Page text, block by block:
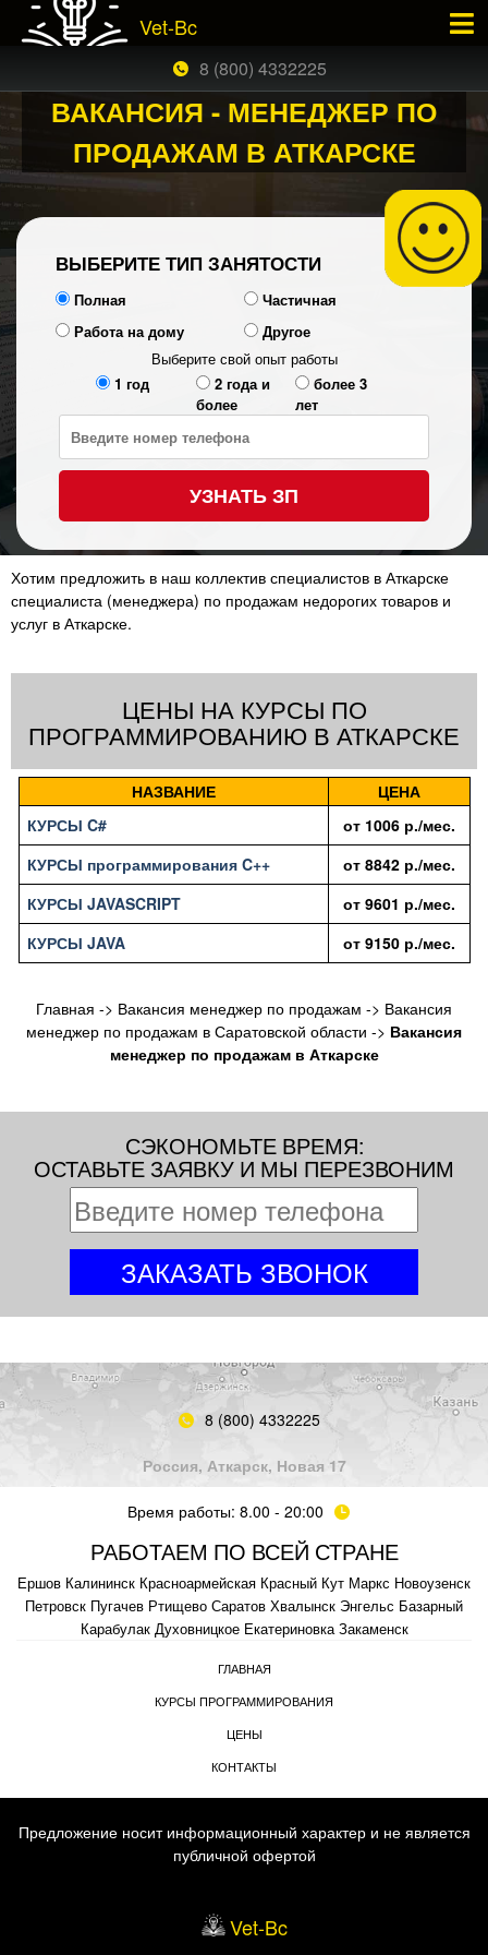
Vet-Bc
8 (800) 4332225
ВАКАНСИЯ - МЕНЕДЖЕР ПО
ПРОДАЖАМ В АТКАРСКЕ
ВЫБЕРИТЕ ТИП ЗАНЯТОСТИ
Полная
Частичная
Работа на дому
Другое
Выберите свой опыт работы
1 год
2 года и
более
более 3
лет
УЗНАТЬ ЗП
Хотим предложить в наш коллектив специалистов в Аткарске
специалиста (менеджера) по продажам недорогих товаров и
услуг в Аткарске.
ЦЕНЫ НА КУРСЫ ПО
ПРОГРАММИРОВАНИЮ В АТКАРСКЕ
НАЗВАНИЕ
ЦЕНА
КУРСЫ C#
от 1006 р./мес.
КУРСЫ программирования C++
от 8842 р./мес.
КУРСЫ JAVASCRIPT
от 9601 р./мес.
КУРСЫ JAVA
от 9150 р./мес.
Главная -> Вакансия менеджер по продажам -> Вакансия
менеджер по продажам в Саратовской области -> Вакансия
менеджер по продажам в Аткарске
СЭКОНОМЬТЕ ВРЕМЯ:
ОСТАВЬТЕ ЗАЯВКУ И МЫ ПЕРЕЗВОНИМ
8 (800) 4332225
Россия, Аткарск, Новая 17
Время работы: 8.00 - 20:00
РАБОТАЕМ ПО ВСЕЙ СТРАНЕ
Ершов Калининск Красноармейская Красный Кут Маркс Новоузенск
Петровск Пугачев Ртищево Саратов Хвалынск Энгельс Базарный
Карабулак Духовницкое Екатериновка Закаменск
ГЛАВНАЯ
КУРСЫ ПРОГРАММИРОВАНИЯ
ЦЕНЫ
КОНТАКТЫ
Vet-Bc
Предложение носит информационный характер и не является
публичной офертой
ЗАКАЗАТЬ БЕСПЛАТНЫЙ ЗВОНОК ×